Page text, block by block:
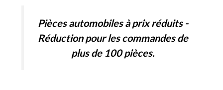
t
o
f
5
Pièces automobiles à prix réduits -
Réduction pour les commandes de
plus de 100 pièces.